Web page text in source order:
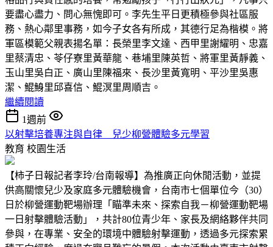
要盡心盡力、問心無愧即可。李先生平日更積極參與社區服
務、熱心鄰里事務，如今子女各有所成，其德行足為楷模。將
軍區模範父親表揚名單：長榮里李文達、西甲里謝耀明、忠嘉
里蔡清忠、苓仔寮里黃華龍、巷埔里陳英哲、將軍里黃靜義、
玉山里吳白正、廣山里陳福來、長沙里黃寬明、平沙里吳惠
潔、鯤鯓里邱喜信、鯤溟里周順吉。
繼續閱讀
1週前
以射擊培養專注與自律 兒少柳營體驗多元學習
教育 校園生活
【柿子日報記者李玲/台南報導】為推廣正向休閒活動，並提
供高關懷兒少及家庭多元體驗機會，台南市七個單位今（30）
日於柳營運動靶場辦理「瞄準未來、探索自我－柳營運動靶場
一日射擊體驗活動」，共計80位青少年、家長及網絡夥伴共同
參與，在專業、安全的環境中體驗射擊運動，透過多元探索累